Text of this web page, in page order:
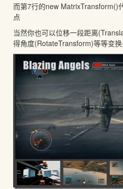
而第7行的new MatrixTransform()
点
当然你也可以位移一段距离
得角度(RotateTransform)等等变